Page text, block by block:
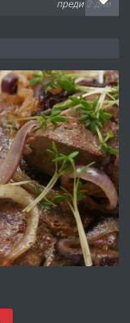
преди 2 дни
преди 3 дни
гр. Хасково кв.
преди 3 дни
МЕБЕЛИ.